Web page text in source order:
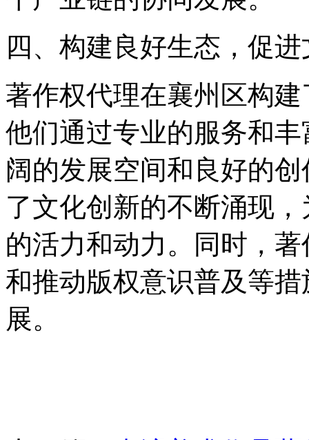
四、构建良好生态，促
著作权代理在襄州区构
他们通过专业的服务和
阔的发展空间和良好的
了文化创新的不断涌现
的活力和动力。同时，
和推动版权意识普及等
展。